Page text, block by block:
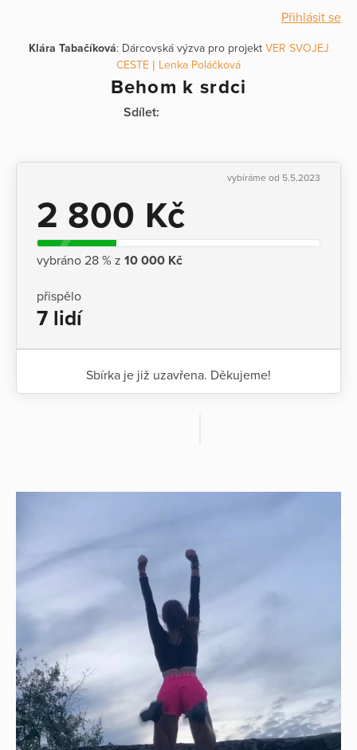
Přihlásit se
Klára Tabačíková: Dárcovská výzva pro projekt VER SVOJEJ
CESTE | Lenka Poláčková
Behom k srdci
Sdílet:
vybíráme od 5.5.2023
2 800 Kč
vybráno 28 % z 10 000 Kč
přispělo
7 lidí
Sbírka je již uzavřena. Děkujeme!